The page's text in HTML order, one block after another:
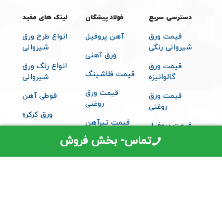
دسترسی سریع
قیمت ورق
شیروانی رنگی
قیمت ورق
گالوانیزه
قیمت ورق
روغنی
قیمت پروفیل
قیمت ساندویچ
پانل
فولاد پیشگان
آهن پروفیل
ورق آهنی
قیمت فلاشینگ
قیمت ورق
روغنی
قیمت تیرآهن
لینک های مفید
انواع طرح ورق
شیروانی
انواع رنگ ورق
شیروانی
قوطی آهن
ورق کرکره
تماس- بخش فروش